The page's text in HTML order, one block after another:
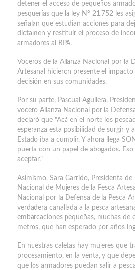
detener el acceso de pequeños
pesquerías que la ley N° 21.752 les
señalan que estudian acciones para
dictamen y restituir el proceso de
armadores al RPA.
Voceros de la Alianza Nacional por la
Artesanal hicieron presente el
decisión en sus comunidades.
Por su parte, Pascual Aguilera,
vocero Alianza Nacional por la
declaró que "Acá en el norte los
esperanza esta posibilidad de surgir y
Estado iba a cumplir. Y ahora llega
puerta con un papel de abogados.
aceptar."
Asimismo, Sara Garrido, Presidenta de
Nacional de Mujeres de la Pesca
Nacional por la Defensa de la Pesca
verdadera canallada a la pesca
embarcaciones pequeñas, muchas de
metros, que han esperado por años
En nuestras caletas hay mujeres que
procesamiento, en la venta, y que
que los armadores puedan salir a